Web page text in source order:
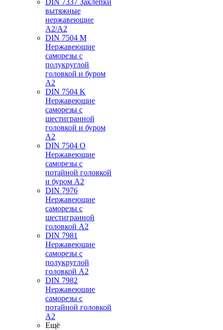
DIN 7337 Заклепки
вытяжные
нержавеющие
A2/A2
DIN 7504 M
Нержавеющие
саморезы с
полукруглой
головкой и буром
А2
DIN 7504 K
Нержавеющие
саморезы с
шестигранной
головкой и буром
А2
DIN 7504 O
Нержавеющие
саморезы с
потайной головкой
и буром А2
DIN 7976
Нержавеющие
саморезы с
шестигранной
головкой А2
DIN 7981
Нержавеющие
саморезы с
полукруглой
головкой А2
DIN 7982
Нержавеющие
саморезы с
потайной головкой
А2
Ещё